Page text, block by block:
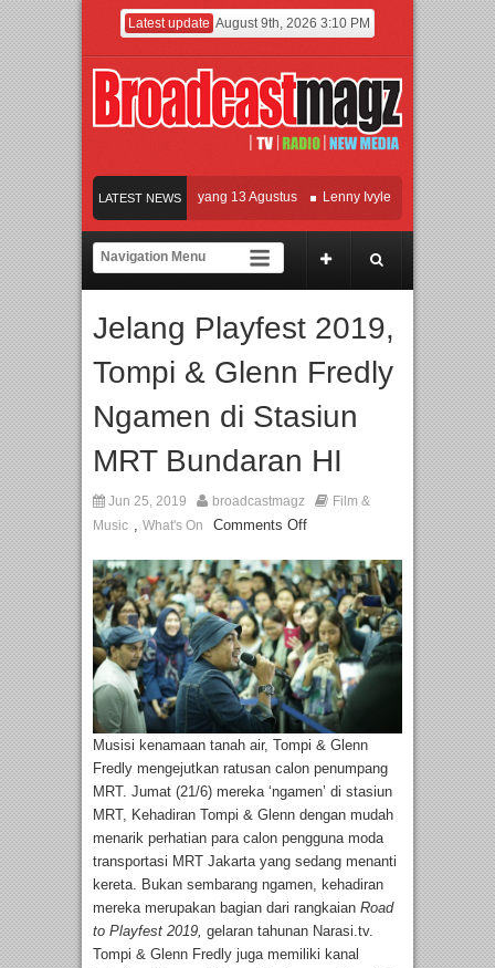
Latest update August 9th, 2026 3:10 PM
LATEST NEWS
Film KETOK MEJIK Siap Tayang 13 Agustus Lenny Ivylen: 26 Tahun Jaga
UI dan Universitas Agung Podomoro Jalin Kerja Sama Pendidikan dan Riset
Jelang Playfest 2019,
Tompi & Glenn Fredly
Ngamen di Stasiun
MRT Bundaran HI
Jun 25, 2019 broadcastmagz
Film &
Music , What's On Comments Off
Musisi kenamaan tanah air, Tompi & Glenn
Fredly mengejutkan ratusan calon penumpang
MRT. Jumat (21/6) mereka ‘ngamen’ di stasiun
MRT, Kehadiran Tompi & Glenn dengan mudah
menarik perhatian para calon pengguna moda
transportasi MRT Jakarta yang sedang menanti
kereta. Bukan sembarang ngamen, kehadiran
mereka merupakan bagian dari rangkaian Road
to Playfest 2019, gelaran tahunan Narasi.tv.
Tompi & Glenn Fredly juga memiliki kanal